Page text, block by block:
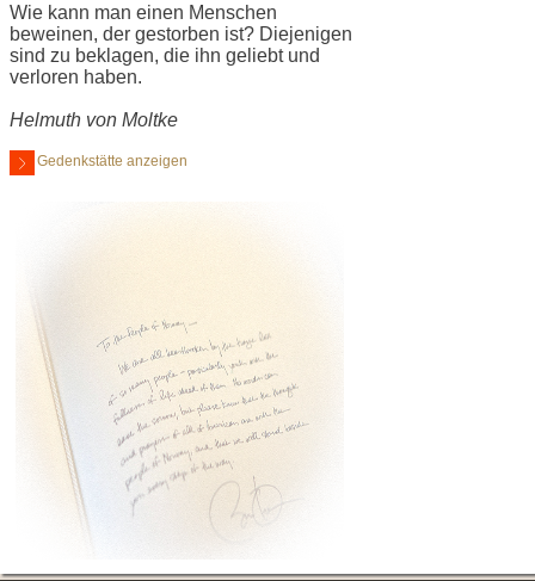
Wie kann man einen Menschen
beweinen, der gestorben ist? Diejenigen
sind zu beklagen, die ihn geliebt und
verloren haben.
Helmuth von Moltke
Gedenkstätte anzeigen